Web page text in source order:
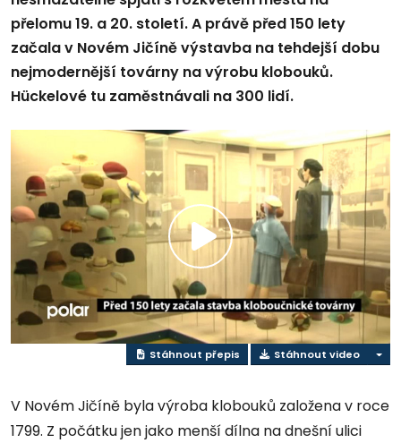
přelomu 19. a 20. století. A právě před 150 lety
začala v Novém Jičíně výstavba na tehdejší dobu
nejmodernější továrny na výrobu klobouků.
Hückelové tu zaměstnávali na 300 lidí.
Přehrát
video
Stáhnout přepis Stáhnout video
V Novém Jičíně byla výroba klobouků založena v roce
1799. Z počátku jen jako menší dílna na dnešní ulici